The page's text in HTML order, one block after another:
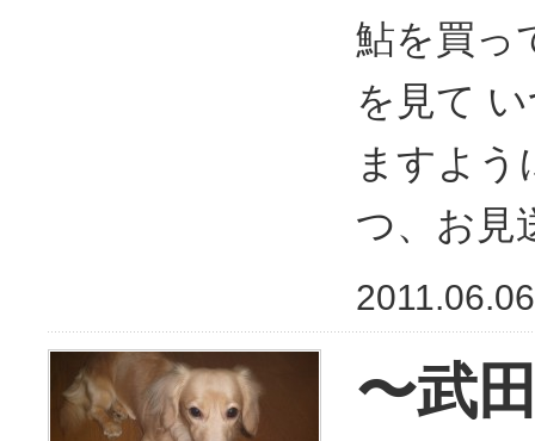
鮎を買っ
を見て
ますよう
つ、お見
2011.06.06
〜武